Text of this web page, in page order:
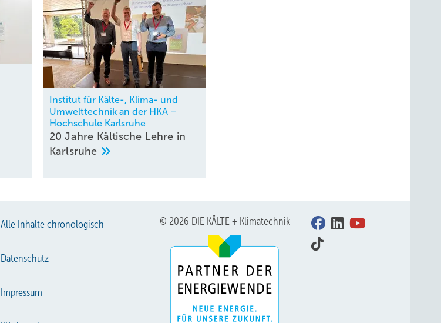
Institut für Kälte-, Klima- und
Umwelttechnik an der HKA –
Hochschule Karlsruhe
20 Jahre Kältische Lehre in
Karlsruhe
Alle Inhalte chronologisch
Datenschutz
Impressum
© 2026 DIE KÄLTE + Klimatechnik